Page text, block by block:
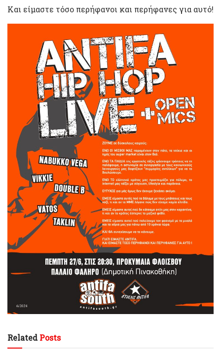
Και είμαστε τόσο περήφανοι και περήφανες για αυτό!
RelatedPosts